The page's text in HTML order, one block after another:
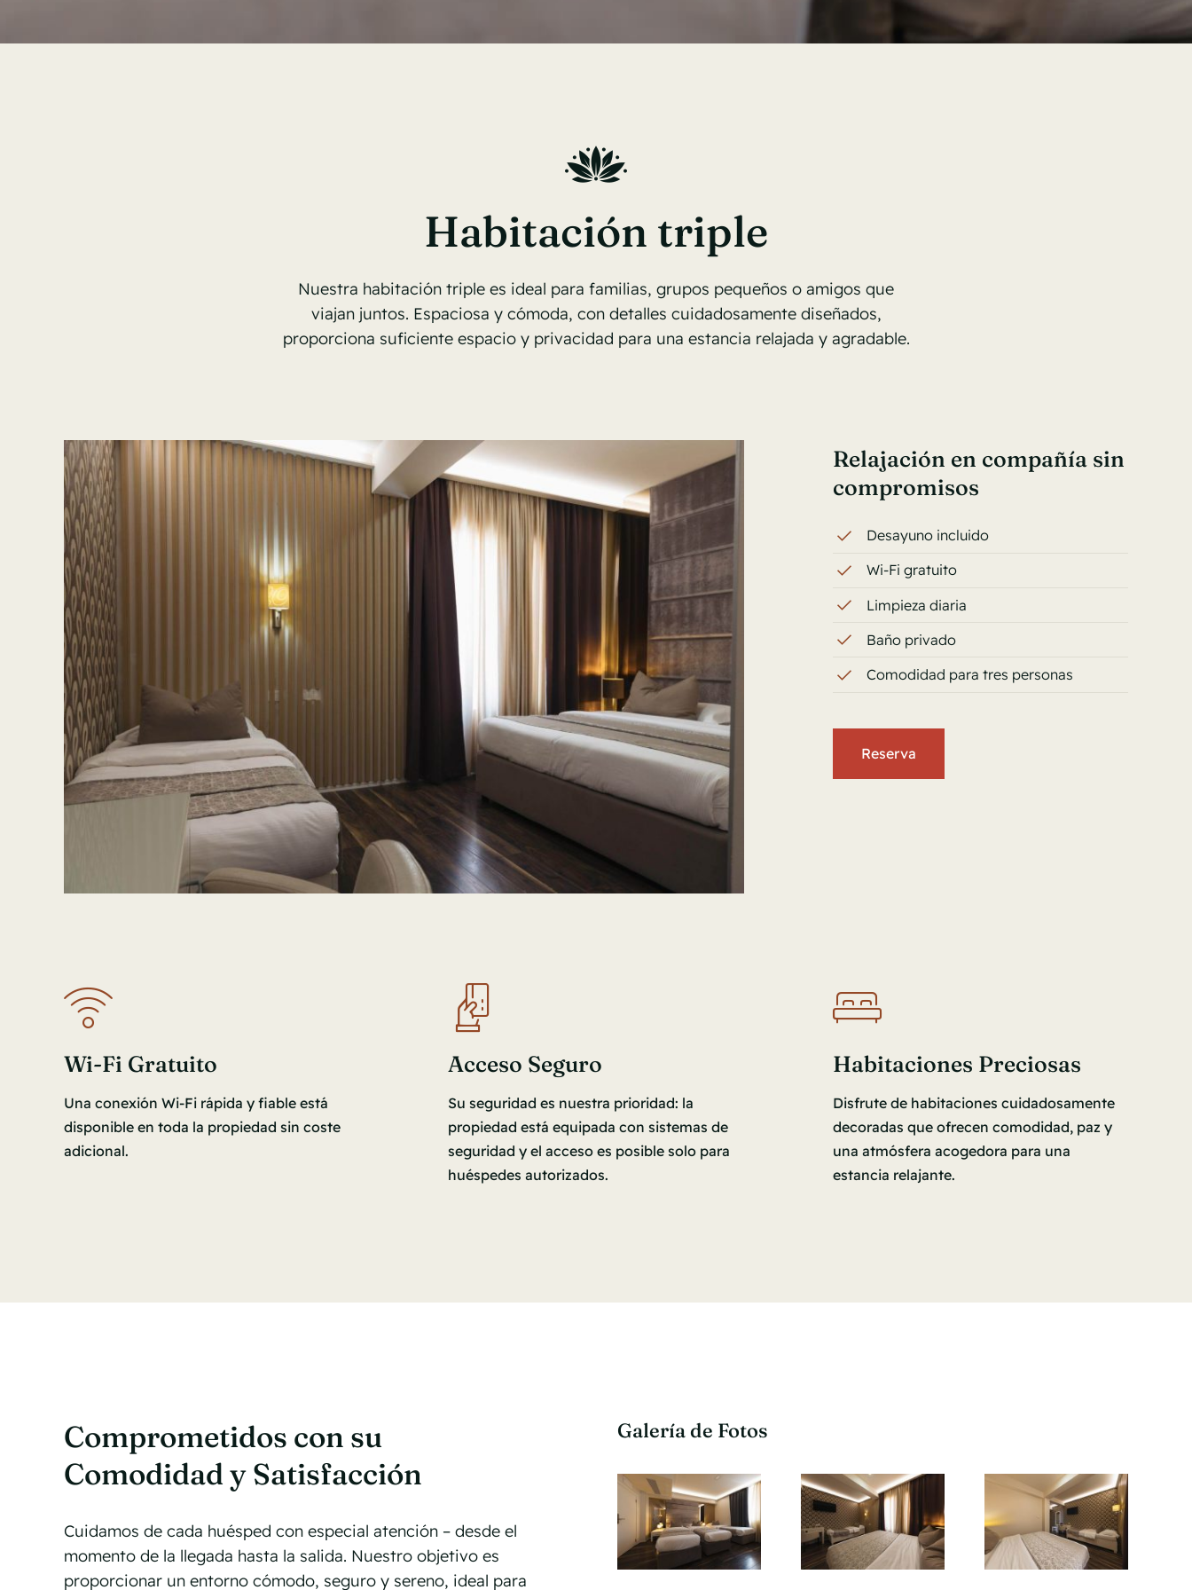
Habitación triple
Nuestra habitación triple es ideal para familias, grupos pequeños o amigos que
viajan juntos. Espaciosa y cómoda, con detalles cuidadosamente diseñados,
proporciona suficiente espacio y privacidad para una estancia relajada y agradable.
Relajación en compañía sin
compromisos
Desayuno incluido
Wi-Fi gratuito
Limpieza diaria
Baño privado
Comodidad para tres personas
Reserva
Wi-Fi Gratuito
Una conexión Wi-Fi rápida y fiable está
disponible en toda la propiedad sin coste
adicional.
Acceso Seguro
Su seguridad es nuestra prioridad: la
propiedad está equipada con sistemas de
seguridad y el acceso es posible solo para
huéspedes autorizados.
Habitaciones Preciosas
Disfrute de habitaciones cuidadosamente
decoradas que ofrecen comodidad, paz y
una atmósfera acogedora para una
estancia relajante.
Comprometidos con su
Comodidad y Satisfacción
Cuidamos de cada huésped con especial atención – desde el
momento de la llegada hasta la salida. Nuestro objetivo es
proporcionar un entorno cómodo, seguro y sereno, ideal para
Galería de Fotos